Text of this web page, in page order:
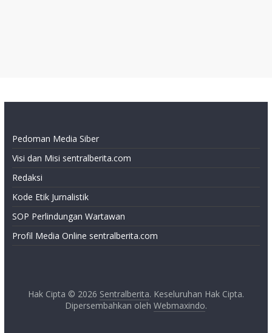
Pedoman Media Siber
Visi dan Misi sentralberita.com
Redaksi
Kode Etik Jurnalistik
SOP Perlindungan Wartawan
Profil Media Online sentralberita.com
Hak Cipta © 2026 Sentralberita. Keseluruhan Hak Cipta.
Dipersembahkan oleh Webmaxindo.